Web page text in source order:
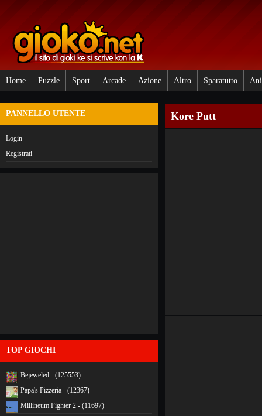
Home Puzzle Sport Arcade Azione Altro Sparatutto
PANNELLO UTENTE
Login
Registrati
TOP GIOCHI
Bejeweled - (125553)
Papa's Pizzeria - (12367)
Millineum Fighter 2 - (11697)
Kore Putt